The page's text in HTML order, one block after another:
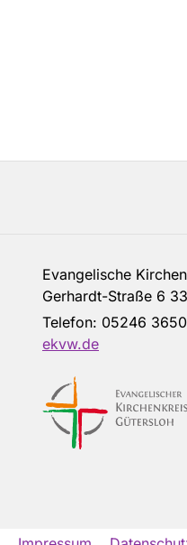
Evangelische
Gerhardt-Straße 6
Telefon: 05246 3650
ekvw.de